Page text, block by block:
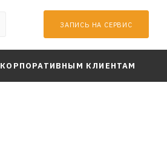
ЗАПИСЬ НА СЕРВИС
КОРПОРАТИВНЫМ КЛИЕНТАМ